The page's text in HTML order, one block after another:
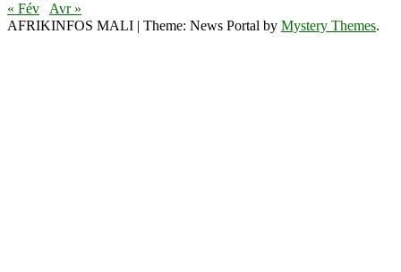
« Fév
Avr »
AFRIKINFOS MALI | Theme: News Portal by Mystery Themes.